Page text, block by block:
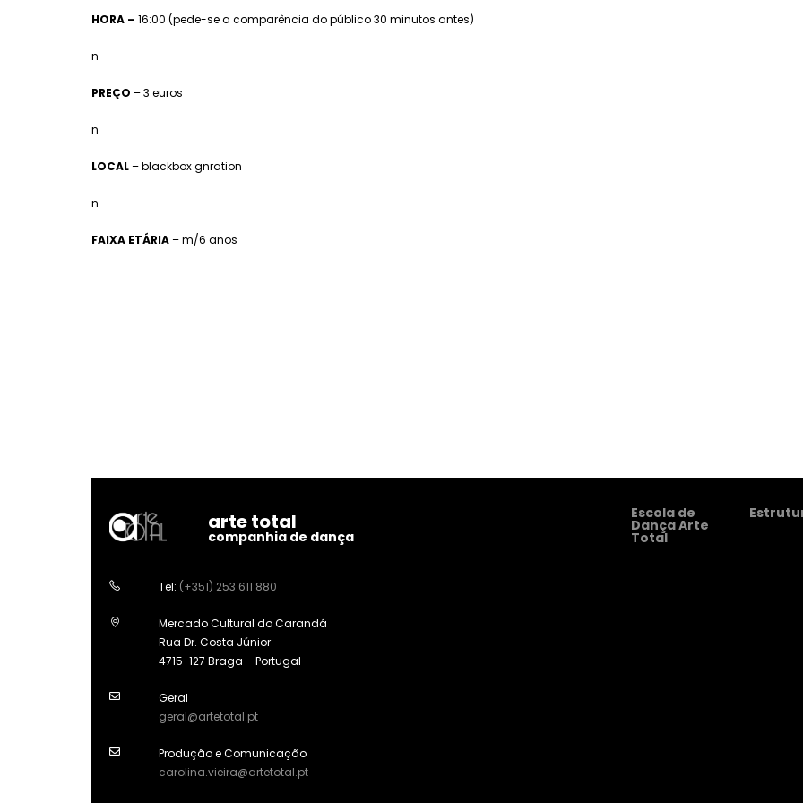
HORA – 16:00 (pede-se a comparência do público 30 minutos antes)
n
PREÇO – 3 euros
n
LOCAL– blackbox gnration
n
FAIXA ETÁRIA– m/6 anos
arte total
companhia de dança
Tel: (+351) 253 611 880
Mercado Cultural do Carandá
Rua Dr. Costa Júnior
4715-127 Braga – Portugal
Geral
geral@artetotal.pt
Produção e Comunicação
carolina.vieira@artetotal.pt
Escola de
Dança Arte
Total